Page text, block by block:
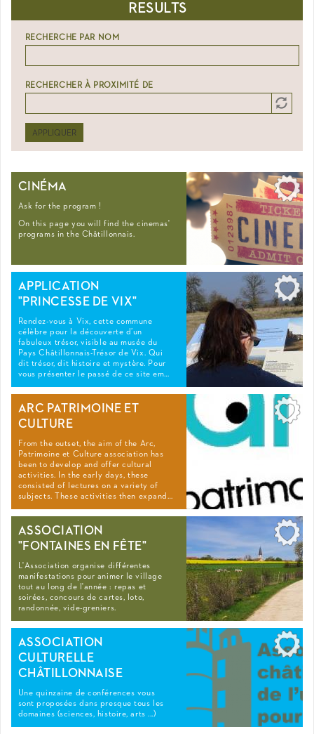
RESULTS
RECHERCHE PAR NOM
RECHERCHER À PROXIMITÉ DE
APPLIQUER
CINÉMA
Ask for the program !
On this page you will find the cinemas'
programs in the Châtillonnais.
APPLICATION
"PRINCESSE DE VIX"
Rendez-vous à Vix, cette commune
célèbre pour la découverte d’un
fabuleux trésor, visible au musée du
Pays Châtillonnais-Trésor de Vix. Qui
dit trésor, dit histoire et mystère. Pour
vous présenter le passé de ce site em…
ARC PATRIMOINE ET
CULTURE
From the outset, the aim of the Arc,
Patrimoine et Culture association has
been to develop and offer cultural
activities. In the early days, these
consisted of lectures on a variety of
subjects. These activities then expand…
ASSOCIATION
"FONTAINES EN FÊTE"
L'Association organise différentes
manifestations pour animer le village
tout au long de l'année : repas et
soirées, concours de cartes, loto,
randonnée, vide-greniers.
ASSOCIATION
CULTURELLE
CHÂTILLONNAISE
Une quinzaine de conférences vous
sont proposées dans presque tous les
domaines (sciences, histoire, arts ...)